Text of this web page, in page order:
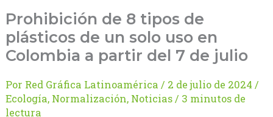
Prohibición de 8 tipos de
plásticos de un solo uso en
Colombia a partir del 7 de julio
Por Red Gráfica Latinoamérica / 2 de julio de 2024 /
Ecología, Normalización, Noticias/ 3 minutos de
lectura